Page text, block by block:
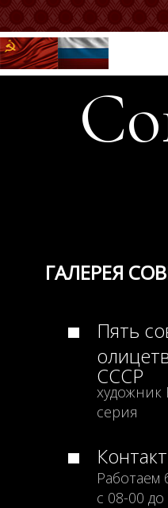
ГАЛЕРЕЯ
Пять
СССР
художник
серия
с 08-00